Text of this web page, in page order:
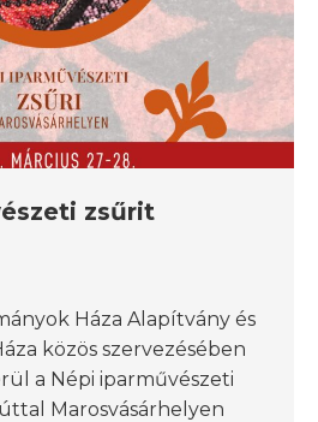
zsűrit
Háza Alapítvány és
közös szervezésében
a Népi iparművészeti
Marosvásárhelyen